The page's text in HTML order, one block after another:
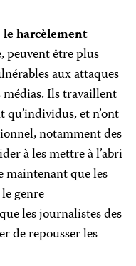
harcèlement
peuvent être plus
aux attaques
Ils travaillent
et n’ont
notamment des
à les mettre à l’abri
maintenant que les
genre
les journalistes des
de repousser les